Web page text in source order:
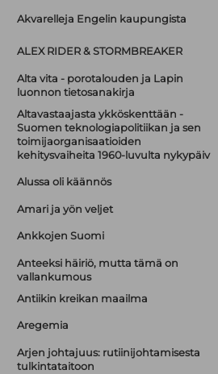
Akvarelleja Engelin kaupungista
ALEX RIDER & STORMBREAKER
Alta vita - porotalouden ja Lapin
luonnon tietosanakirja
Altavastaajasta ykköskenttään -
Suomen teknologiapolitiikan ja sen
toimijaorganisaatioiden
kehitysvaiheita 1960-luvulta nykypäiv
Alussa oli käännös
Amari ja yön veljet
Ankkojen Suomi
Anteeksi häiriö, mutta tämä on
vallankumous
Antiikin kreikan maailma
Aregemia
Arjen johtajuus: rutiinijohtamisesta
tulkintataitoon